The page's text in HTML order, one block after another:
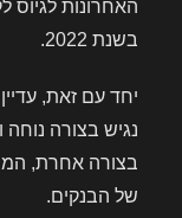
האחרונות לגיוס
בשנת 2022.
יחד עם זאת,
נגיש בצורה
בצורה אחרת,
של הבנקים.